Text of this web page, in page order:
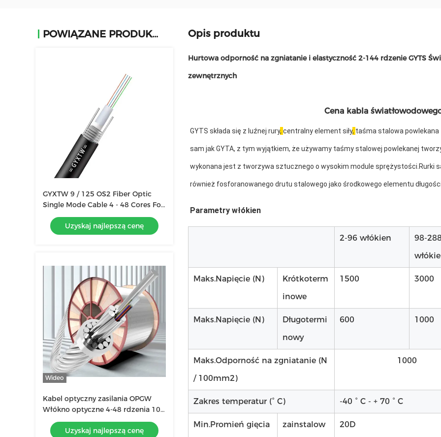
POWIĄZANE PRODUKTY
GYXTW 9 / 125 OS2 Fiber Optic
Single Mode Cable 4 - 48 Cores For
Duct / Aerial
Uzyskaj najlepszą cenę
Wideo
Kabel optyczny zasilania OPGW
Włókno optyczne 4-48 rdzenia 100
przekrój zewnętrzny kompozytowy
przewód naziemny kabel optyczny
Uzyskaj najlepszą cenę
Opis produktu
Hurtowa odporność na zgniatanie i elastyczność 2-144 rdzenie GYTS
zewnętrznych
Cena kabla
GYTS składa się z luźnej rury, centralny element siły, taśma stalowa powlekana
sam jak GYTA, z tym wyjątkiem, że używamy taśmy stalowej powlekanej
wykonana jest z tworzywa sztucznego o wysokim module sprężystości.Rurki
również fosforanowanego drutu stalowego jako środkowego elementu
Parametry włókien
2-96 włókien
98-
Maks.Napięcie (N)
Krótkoterm
inowe
1500 3000
Maks.Napięcie (N)
Długotermi
nowy
600 1000
Maks.Odporność na zgniatanie (N
/ 100mm2)
1000
Zakres temperatur (° C) -40 ° C - + 70 ° C
Min.Promień gięcia
zainstalow
20D